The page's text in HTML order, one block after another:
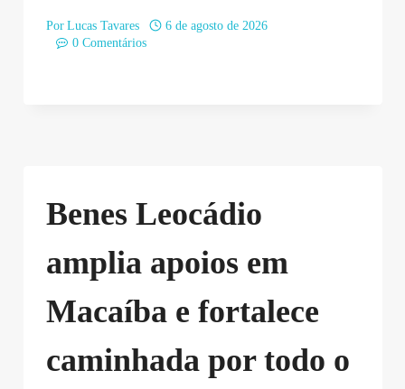
Por Lucas Tavares
6 de agosto de 2026
0 Comentários
Benes Leocádio
amplia apoios em
Macaíba e fortalece
caminhada por todo o